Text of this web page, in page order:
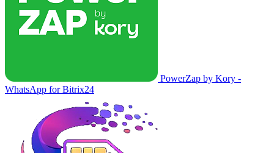
PowerZap by Kory -
WhatsApp for Bitrix24